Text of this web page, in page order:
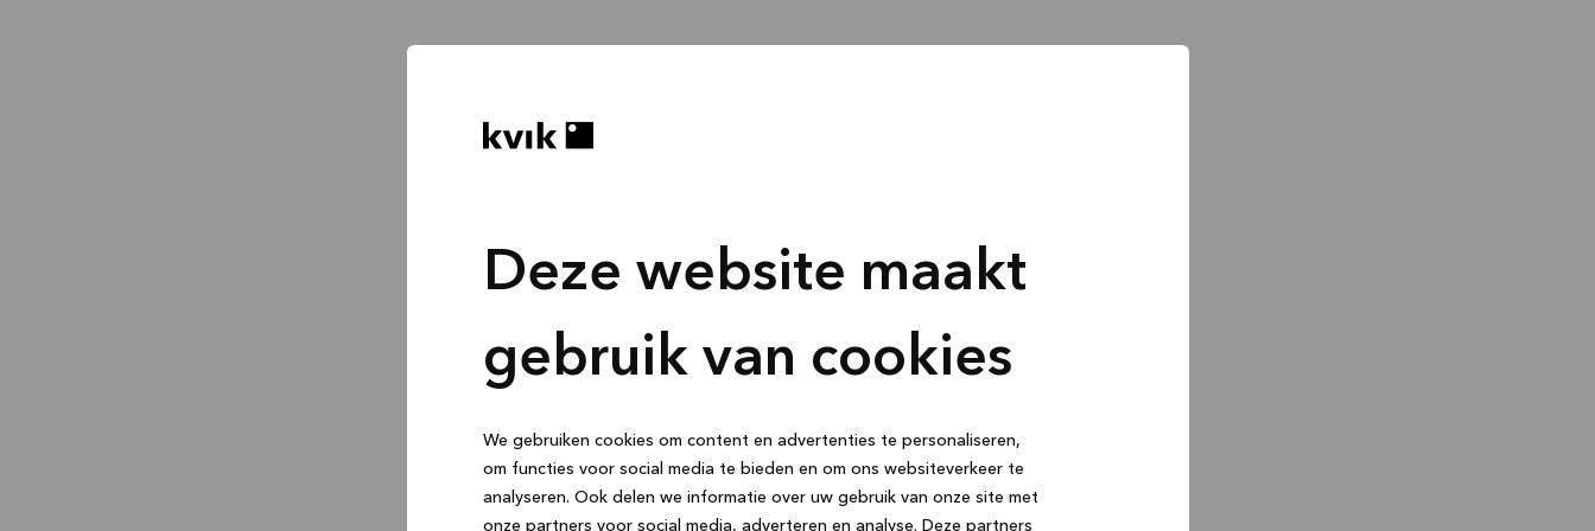
Deze website maakt
gebruik van cookies
We gebruiken cookies om content en advertenties te personaliseren,
om functies voor social media te bieden en om ons websiteverkeer te
analyseren. Ook delen we informatie over uw gebruik van onze site met
onze partners voor social media, adverteren en analyse. Deze partners